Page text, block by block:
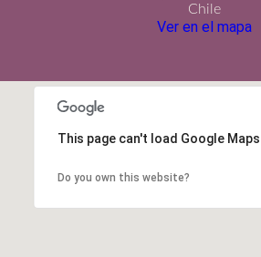
Chile
Ver en el mapa
This page can't load Google
Do you own this website?